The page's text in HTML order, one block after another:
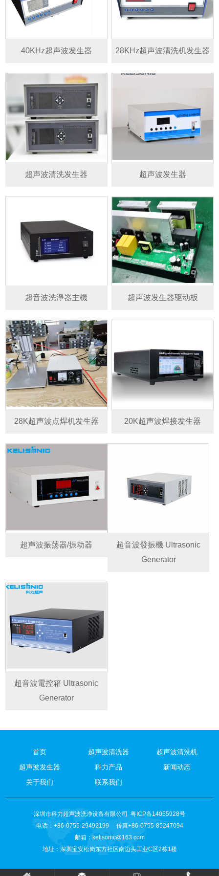
40KHz超声波发生器 28KHz超声波清洗机发生器
超声波清洗发生器 超声波发生器
超音波洗淨器主機 超声波发生器驱动板
28K超声波点焊机发生器 20K超声波焊接发生器
超声波振荡器/振动器
超音波發振機 Ultrasonic
Generator
超音波電控箱 Ultrasonic
Generator
首页 超声波清洗器
超声波清洗机
超声波发生器
科力产品
新闻动态
关于我们
联系我们
深圳市科力超声波洗净设备有限公司粤ICP备14055928号
电话：+86-0755-29492199 传真+86-0755-85247094
邮箱： kelisonic@163.com
地址：深圳宝安松岗东方社区南边头工业C区2栋1楼